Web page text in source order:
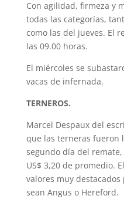
Con agilidad, firmeza y
todas las categorías,
como las del jueves. El
las 09.00 horas.
El miércoles se
vacas de infernada.
TERNEROS.
Marcel Despaux del
que las terneras fueron
segundo día del remate,
US$ 3,20 de promedio.
valores muy
sean Angus o Hereford.